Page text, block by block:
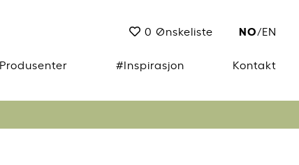
0 Ønskeliste NO/EN
Produsenter #Inspirasjon Kontakt